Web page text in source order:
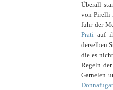
Überall
von Pirelli
fuhr der
Prati auf
derselben
die es
Regeln
Garnelen